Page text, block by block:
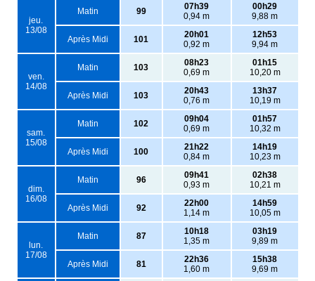
jeu.
13/08
Matin 99
07h39
0,94 m
00h29
9,88 m
Après Midi 101
20h01
0,92 m
12h53
9,94 m
ven.
14/08
Matin 103
08h23
0,69 m
01h15
10,20 m
Après Midi 103
20h43
0,76 m
13h37
10,19 m
sam.
15/08
Matin 102
09h04
0,69 m
01h57
10,32 m
Après Midi 100
21h22
0,84 m
14h19
10,23 m
dim.
16/08
Matin 96
09h41
0,93 m
02h38
10,21 m
Après Midi 92
22h00
1,14 m
14h59
10,05 m
lun.
17/08
Matin 87
10h18
1,35 m
03h19
9,89 m
Après Midi 81
22h36
1,60 m
15h38
9,69 m